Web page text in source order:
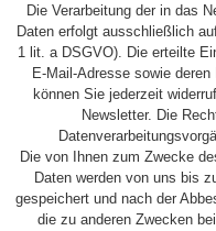
Die Verarbeitung der in das
Daten erfolgt ausschließlich
1 lit. a DSGVO). Die erteilte
E-Mail-Adresse sowie
können Sie jederzeit
Newsletter. Die
Die von Ihnen zum Zwecke
Daten werden von uns bis
gespeichert und nach der
die zu anderen Zwecken